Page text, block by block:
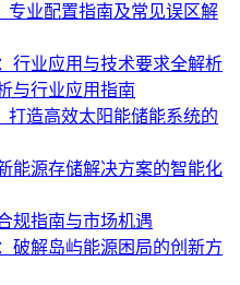
专业配置指南及常见误区解
行业应用与技术要求全解析
与行业应用指南
打造高效太阳能储能系统的
能源存储解决方案的智能化
规指南与市场机遇
破解岛屿能源困局的创新方